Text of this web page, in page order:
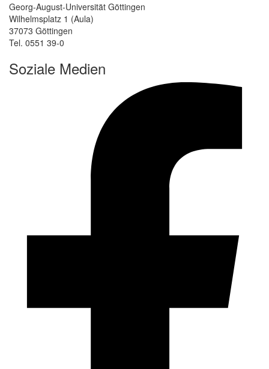
Georg-August-Universität Göttingen
Wilhelmsplatz 1 (Aula)
37073 Göttingen
Tel. 0551 39-0
Soziale Medien